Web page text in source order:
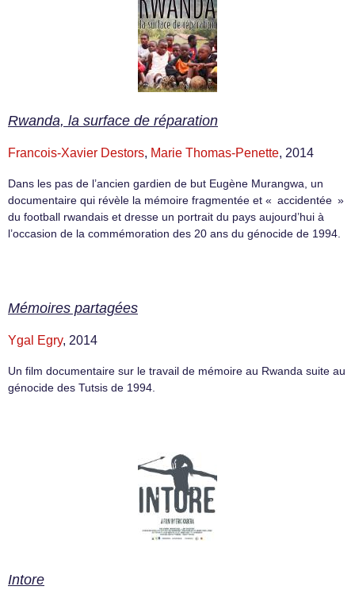
Rwanda, la surface de réparation
Francois-Xavier Destors, Marie Thomas-Penette, 2014
Dans les pas de l’ancien gardien de but Eugène Murangwa, un
documentaire qui révèle la mémoire fragmentée et « accidentée »
du football rwandais et dresse un portrait du pays aujourd’hui à
l’occasion de la commémoration des 20 ans du génocide de 1994.
Mémoires partagées
Ygal Egry, 2014
Un film documentaire sur le travail de mémoire au Rwanda suite au
génocide des Tutsis de 1994.
Intore